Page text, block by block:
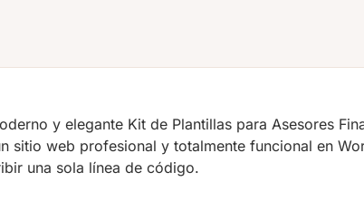
y elegante Kit de Plantillas para Asesores
sitio web profesional y totalmente funcional en
una sola línea de código.